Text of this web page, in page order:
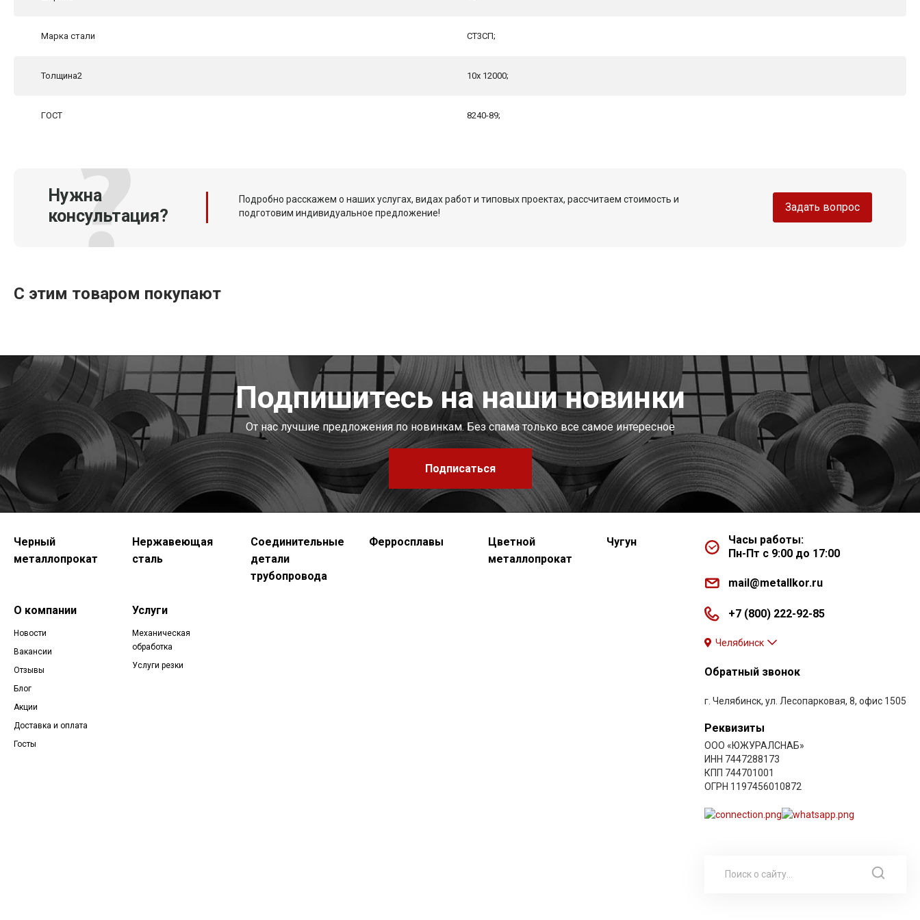
Марка стали СТ3СП;
Толщина2 10x 12000;
ГОСТ 8240-89;
Нужна
консультация?
Подробно расскажем о наших услугах, видах работ и типовых проектах, рассчитаем стоимость и
подготовим индивидуальное предложение!
Задать вопрос
С этим товаром покупают
Подпишитесь на наши новинки
От нас лучшие предложения по новинкам. Без спама только все самое интересное
Подписаться
Черный
металлопрокат
Нержавеющая
сталь
Соединительные
детали
трубопровода
Ферросплавы
Цветной
металлопрокат
Чугун
О компании
Новости
Вакансии
Отзывы
Блог
Акции
Доставка и оплата
Госты
Услуги
Механическая
обработка
Услуги резки
Часы работы:
Пн-Пт с 9:00 до 17:00
mail@metallkor.ru
+7 (800) 222-92-85
Челябинск
Обратный звонок
г. Челябинск, ул. Лесопарковая, 8, офис 1505
Реквизиты
ООО «ЮЖУРАЛСНАБ»
ИНН 7447288173
КПП 744701001
ОГРН 1197456010872